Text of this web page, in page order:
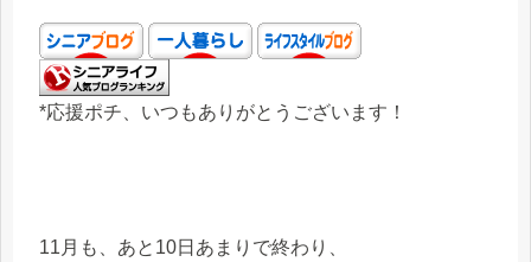
*応援ポチ、いつもありがとうございます！
11月も、あと10日あまりで終わり、